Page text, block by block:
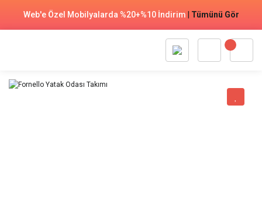
Web'e Özel Mobilyalarda %20+%10 İndirim Tümünü Gör